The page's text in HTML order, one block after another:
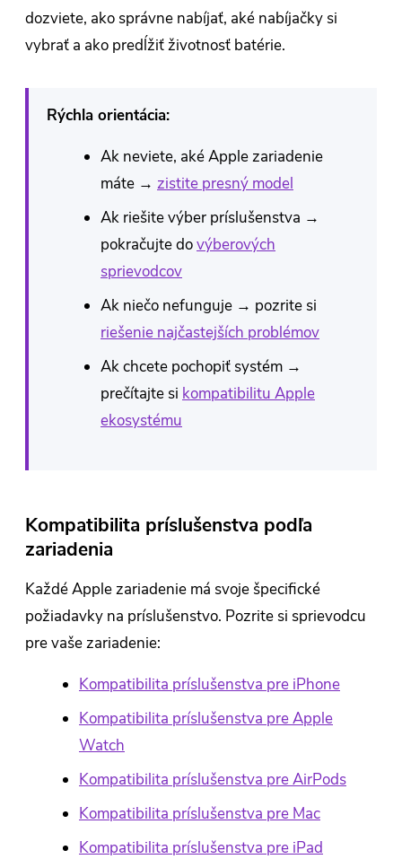
dozviete, ako správne nabíjať, aké nabíjačky si
vybrať a ako predĺžiť životnosť batérie.
Rýchla orientácia:
Ak neviete, aké Apple zariadenie
máte → zistite presný model
Ak riešite výber príslušenstva →
pokračujte dovýberových
sprievodcov
Ak niečo nefunguje → pozrite si
riešenie najčastejších problémov
Ak chcete pochopiť systém →
prečítajte si kompatibilitu Apple
ekosystému
Kompatibilita príslušenstva podľa
zariadenia
Každé Apple zariadenie má svoje špecifické
požiadavky na príslušenstvo. Pozrite si sprievodcu
pre vaše zariadenie:
Kompatibilita príslušenstva pre iPhone
Kompatibilita príslušenstva pre Apple
Watch
Kompatibilita príslušenstva pre AirPods
Kompatibilita príslušenstva pre Mac
Kompatibilita príslušenstva pre iPad